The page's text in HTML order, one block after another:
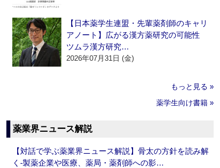
【日本薬学生連盟・先輩薬剤師のキャリ
アノート】広がる漢方薬研究の可能性
ツムラ漢方研究…
2026年07月31日 (金)
もっと見る »
薬学生向け書籍 »
薬業界ニュース解説
【対話で学ぶ薬業界ニュース解説】骨太の方針を読み解
く‐製薬企業や医療、薬局・薬剤師への影…